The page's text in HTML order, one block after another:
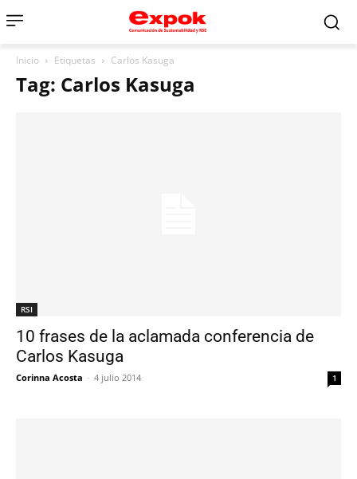
Inicio Etiquetas Carlos Kasuga
Tag: Carlos Kasuga
RSI
10 frases de la aclamada conferencia de
Carlos Kasuga
Corinna Acosta - 4 julio 2014 1